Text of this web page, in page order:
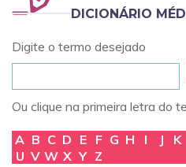
DICIONÁRIO
Digite o termo desejado
Ou clique na primeira letra do
A B C D E F G H I J K
U V W X Y Z